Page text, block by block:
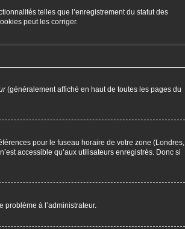
telles que l’enregistrement du statut des
peut les corriger.
(généralement affiché en haut de toutes les pages du
pour le fuseau horaire de votre zone (Londres,
accessible qu’aux utilisateurs enregistrés. Donc si
problème à l’administrateur.